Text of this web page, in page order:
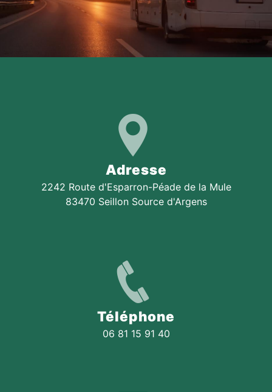
Adresse
2242 Route d'Esparron-Péade de la Mule
83470 Seillon Source d'Argens
Téléphone
06 81 15 91 40